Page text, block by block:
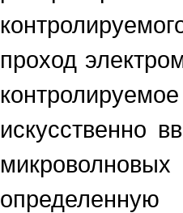
проход
искусственно